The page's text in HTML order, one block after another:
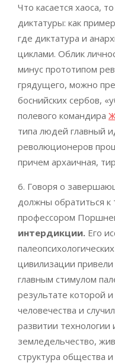
Что касается хаоса,
диктатуры: как
где диктатура и
циклами. Облик
минус прототипом
грядущего, можно
боснийских сербов,
полевого командира
типа людей главный
революционеров
причем архаичная,
6. Говоря о
должны обратиться к
профессором
интердикции. Его
цивилизации
главным стимулом
результате которой
человечества и
развитии технологии
земледельчество,
структура общества